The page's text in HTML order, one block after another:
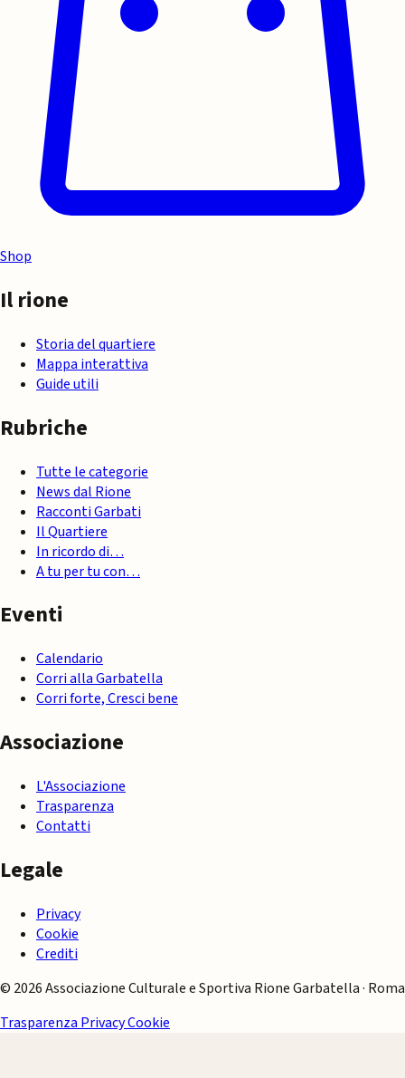
Shop
Il rione
Storia del quartiere
Mappa interattiva
Guide utili
Rubriche
Tutte le categorie
News dal Rione
Racconti Garbati
Il Quartiere
In ricordo di…
A tu per tu con…
Eventi
Calendario
Corri alla Garbatella
Corri forte, Cresci bene
Associazione
L'Associazione
Trasparenza
Contatti
Legale
Privacy
Cookie
Crediti
© 2026 Associazione Culturale e Sportiva Rione Garbatella · Roma
Trasparenza PrivacyCookie